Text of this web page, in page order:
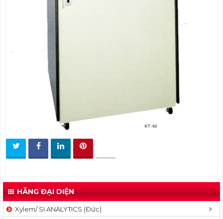
HÃNG ĐẠI DIỆN
Xylem/ SI ANALYTICS (Đức)